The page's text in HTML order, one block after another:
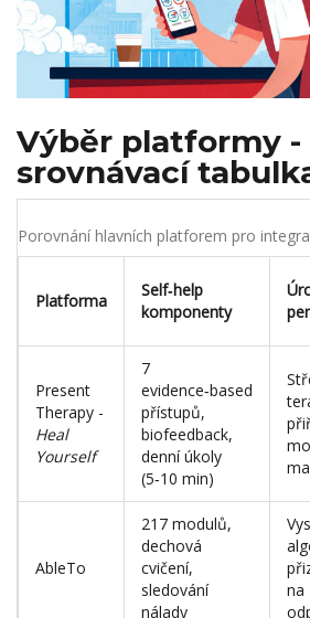
Výběr platformy -
srovnávací
Porovnání hlavních platforem pro
Platforma
Self‑help
komponenty
Present
Therapy -
Heal
Yourself
7
evidence‑based
přístupů,
biofeedback,
denní úkoly
(5‑10 min)
AbleTo
217 modulů,
dechová
cvičení,
sledování
nálady
na